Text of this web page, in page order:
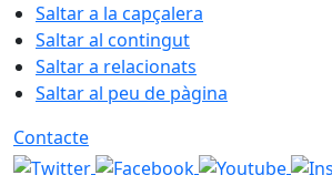
Saltar a la capçalera
Saltar al contingut
Saltar a relacionats
Saltar al peu de pàgina
Contacte